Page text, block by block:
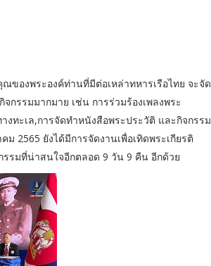
ของพระองค์ท่านที่มีต่อเหล่าทหารเรือไทย จะจัด
รรมมากมาย เช่น การร่วมร้องเพลงพระ
ทะเล,การจัดทำหนังสือพระประวัติ และกิจกรรม
2565 ยังได้มีการจัดงานเพื่อเทิดพระเกียรติ
รมที่น่าสนใจอีกตลอด 9 วัน 9 คืน อีกด้วย